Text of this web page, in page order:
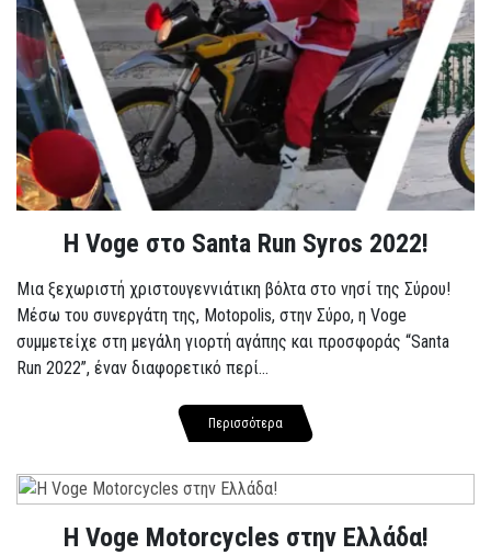
Η Voge στο Santa Run Syros 2022!
Μια ξεχωριστή χριστουγεννιάτικη βόλτα στο νησί της Σύρου!
Μέσω του συνεργάτη της, Motopolis, στην Σύρο, η Voge
συμμετείχε στη μεγάλη γιορτή αγάπης και προσφοράς “Santa
Run 2022”, έναν διαφορετικό περί...
Περισσότερα
H Voge Motorcycles στην Ελλάδα!